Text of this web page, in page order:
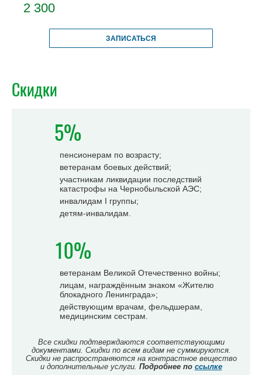
2 300
ЗАПИСАТЬСЯ
Скидки
5%
пенсионерам по возрасту;
ветеранам боевых действий;
участникам ликвидации последствий
катастрофы на Чернобыльской АЭС;
инвалидам I группы;
детям-инвалидам.
10%
ветеранам Великой Отечественно войны;
лицам, награждённым знаком «Жителю
блокадного Ленинграда»;
действующим врачам, фельдшерам,
медицинским сестрам.
Все скидки подтверждаются соответствующими
документами. Скидки по всем видам не суммируются.
Скидки не распространяются на контрастное вещество
и дополнительные услуги. Подробнее по ссылке